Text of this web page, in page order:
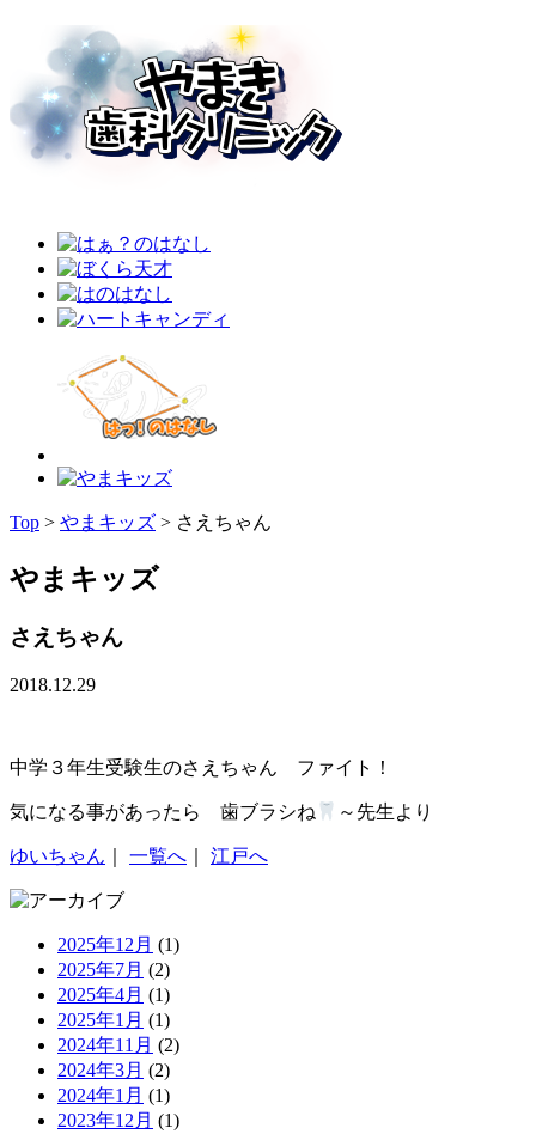
Top > やまキッズ > さえちゃん
やまキッズ
さえちゃん
2018.12.29
中学３年生受験生のさえちゃん ファイト！
気になる事があったら 歯ブラシね ～先生より
ゆいちゃん 一覧へ 江戸へ
2025年12月 (1)
2025年7月 (2)
2025年4月 (1)
2025年1月 (1)
2024年11月 (2)
2024年3月 (2)
2024年1月 (1)
2023年12月 (1)